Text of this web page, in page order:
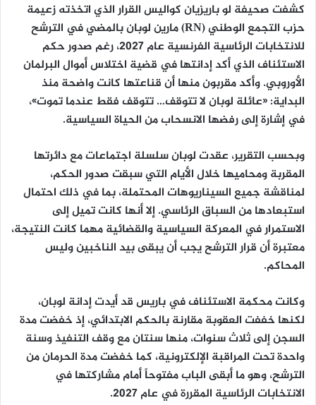
كشفت صحيفة لو باريزيانكواليس القرار الذي اتخذته زعيمة
حزبالتجمع الوطني (RN) مارين لوبانبالمضي في الترشح
للانتخابات الرئاسية الفرنسية عام 2027، رغم صدور حكم
الاستئناف الذي أكد إدانتها في قضية اختلاس أموال البرلمان
الأوروبي. وأكد مقربون منها أن قناعتها كانت واضحة منذ
البداية:«عائلة لوبان لا تتوقف… تتوقف فقط عندما تموت»،
في إشارة إلى رفضها الانسحاب من الحياة السياسية.
وبحسب التقرير، عقدت لوبان سلسلة اجتماعات مع دائرتها
المقربة ومحاميها خلال الأيام التي سبقت صدور الحكم،
لمناقشة جميع السيناريوهات المحتملة، بما في ذلك احتمال
استبعادها من السباق الرئاسي. إلا أنها كانت تميل إلى
الاستمرار في المعركة السياسية والقضائية مهما كانت النتيجة،
معتبرة أن قرار الترشح يجب أن يبقى بيد الناخبين وليس
المحاكم.
وكانت محكمة الاستئناف في باريس قد أيدت إدانة لوبان،
لكنهاخففت العقوبةمقارنة بالحكم الابتدائي، إذ خفضت مدة
السجن إلىثلاث سنوات، منهاسنتان مع وقف التنفيذوسنة
واحدة تحتالمراقبة الإلكترونية، كما خفضت مدة الحرمان من
الترشح، وهو ما أبقى الباب مفتوحاً أمام مشاركتها في
الانتخابات الرئاسية المقررة في عام 2027.